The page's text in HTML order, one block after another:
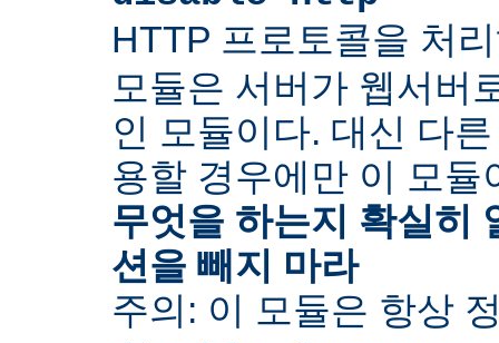
HTTP 프로토콜을 처
모듈은 서버가 웹서버
인 모듈이다. 대신 다
용할 경우에만 이 모
무엇을 하는지 확실히
션을 빼지 마라
주의: 이 모듈은 항상